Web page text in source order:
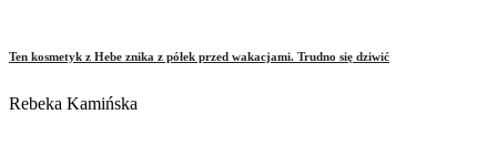
Ten kosmetyk z Hebe znika z półek przed wakacjami. Trudno się dziwić
Rebeka Kamińska